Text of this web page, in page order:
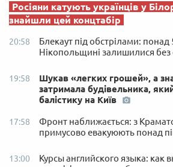
Росіяни катують українців у
знайшли цей концтабір
20:58
Блекаут під обстрілами: понад
Нікопольщині залишилися без
19:58
Шукав «легких грошей», а
затримала будівельника,
балістику на Київ
17:58
Фронт наближається: з
примусово евакуюють понад
13:00
Курсы английского языка: как